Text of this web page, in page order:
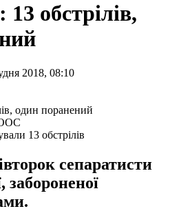
обстрілів,
2018, 08:10
13 обстрілів
сепаратисти
забороненої